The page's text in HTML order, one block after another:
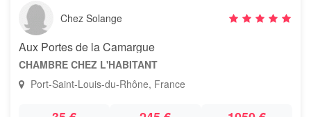
Chez Solange
Aux Portes de la Camargue
CHAMBRE CHEZ L'HABITANT
Port-Saint-Louis-du-Rhône, France